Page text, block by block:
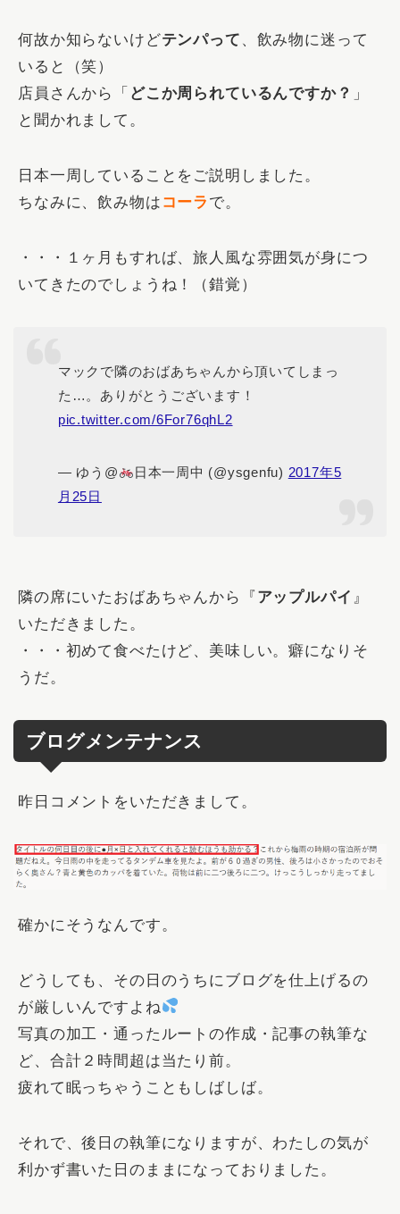
何故か知らないけどテンパって 、飲み物に迷って
いると（笑）
店員さんから「 どこか周られているんですか？ 」
と聞かれまして。
日本一周していることをご説明しました。
ちなみに、飲み物は コーラ で。
・・・１ヶ月もすれば、旅人風な雰囲気が身につ
いてきたのでしょうね！（錯覚）
マックで隣のおばあちゃんから頂いてしまっ
た…。ありがとうございます！
pic.twitter.com/6For76qhL2
— ゆう@ 日本一周中 (@ysgenfu) 2017年5
月25日
隣の席にいたおばあちゃんから『 アップルパイ 』
いただきました。
・・・初めて食べたけど、美味しい。癖になりそ
うだ。
ブログメンテナンス
昨日コメントをいただきまして。
確かにそうなんです。
どうしても、その日のうちにブログを仕上げるの
が厳しいんですよね
写真の加工・通ったルートの作成・記事の執筆な
ど、合計２時間超は当たり前。
疲れて眠っちゃうこともしばしば。
それで、後日の執筆になりますが、わたしの気が
利かず書いた日のままになっておりました。